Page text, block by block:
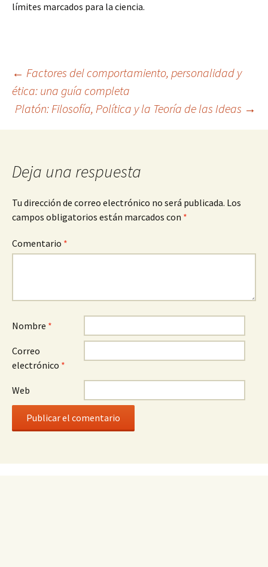
límites marcados para la ciencia.
Navegación
de
← Factores del comportamiento, personalidad y
ética: una guía completa
Platón: Filosofía, Política y la Teoría de las Ideas →
Deja una respuesta
Tu dirección de correo electrónico no será publicada. Los
campos obligatorios están marcados con *
Comentario *
Nombre *
Correo
electrónico *
Web